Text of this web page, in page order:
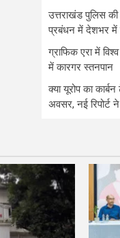
उत्तराखंड पुलिस
प्रबंधन में देशभर में
ग्राफिक एरा में
में कारगर स्तनपान
क्या यूरोप का
अवसर, नई रिपोर्ट